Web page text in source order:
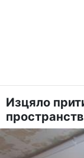
Изцяло